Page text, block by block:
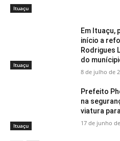
Ituaçu
Ituaçu
Em Ituaçu,
início a
Rodrigues
do
8 de julho de
Ituaçu
Prefeito
na
viatura
17 de junho